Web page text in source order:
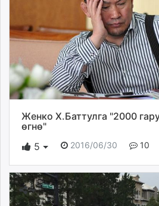
Женко Х.Баттулга "2000
өгнө"
5
2016/06/30 10